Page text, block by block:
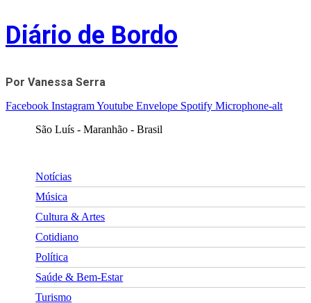
Skip
to
content
Diário de Bordo
Por Vanessa Serra
Facebook InstagramYoutube Envelope Spotify Microphone-alt
São Luís - Maranhão - Brasil
Notícias
Música
Cultura & Artes
Cotidiano
Política
Saúde & Bem-Estar
Turismo